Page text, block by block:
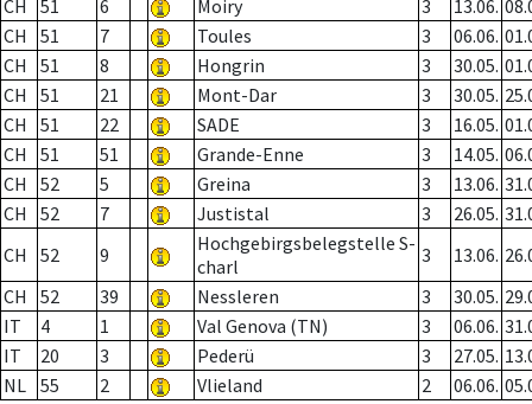
CH 51 6 Moiry 3 13.06.
CH
51 7 Toules 3 06.06.
CH
51 8 Hongrin 3 30.05.
CH
51 21 Mont-Dar 3 30.05.
CH
51 22 SADE 3 16.05.
CH
51 51 Grande-Enne 3 14.05.
CH
52 5 Greina 3 13.06.
CH
52 7 Justistal 3 26.05.
CH
52 9
Hochgebirgsbelegstelle S-
charl
3 13.06.
CH
52 39 Nessleren 3 30.05.
IT
4 1 Val Genova (TN) 3 06.06.
IT
20 3 Pederü 3 27.05.
NL 55 2 Vlieland 2 06.06.